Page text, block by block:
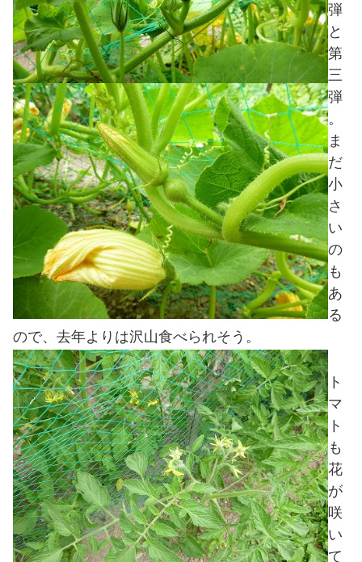
弾
と
第
三
弾
。
ま
だ
小
さ
い
の
も
あ
る
ので、去年よりは沢山食べられそう。
ト
マ
ト
も
花
が
咲
い
て